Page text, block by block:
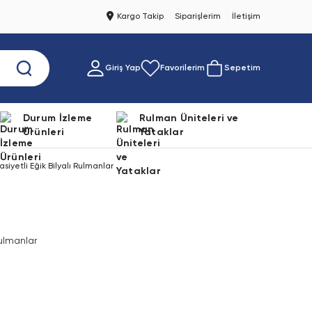
Kargo Takip Siparişlerim İletişim
Giriş Yap Favorilerim Sepetim
Durum İzleme
Ürünleri
Rulman Üniteleri ve
Yataklar
Eğik Bilyalı Rulmanlar